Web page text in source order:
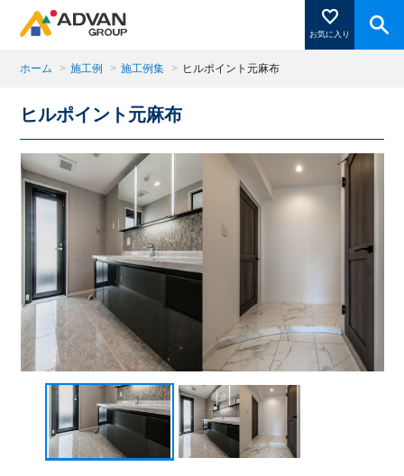
お気に入り
商品ページにある「お気に入り登録」を押すと登録した
商品がここに表示されます。
閉じる
ホーム > 施工例 > 施工例集 > ヒルポイント元麻布
ヒルポイント元麻布